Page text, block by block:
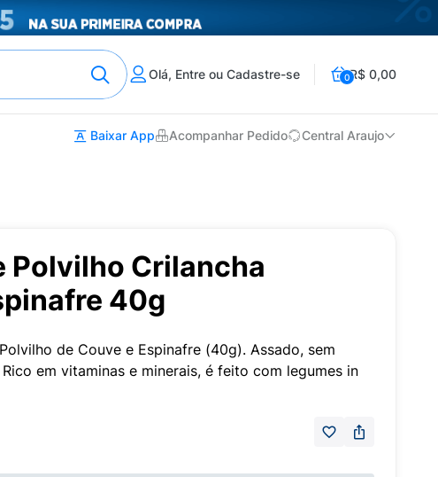
Olá, Entre ou Cadastre-se 0R$ 0,00
Baixar App Acompanhar Pedido Central Araujo
Polvilho Crilancha
40g
de Couve e Espinafre (40g). Assado, sem
em vitaminas e minerais, é feito com legumes in